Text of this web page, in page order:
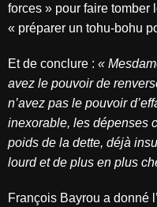
forces » pour faire tomber
« préparer un tohu-bohu
Et de conclure : «
avez le pouvoir de
n’avez pas le pouvoir
inexorable, les dépenses
poids de la dette, déjà
lourd et de plus en plus
François Bayrou a donné